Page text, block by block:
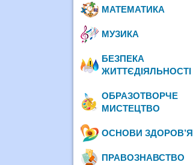
МАТЕМАТИКА
МУЗИКА
БЕЗПЕКА
ЖИТТЄДІЯЛЬНОСТІ
ОБРАЗОТВОРЧЕ
МИСТЕЦТВО
ОСНОВИ ЗДОРОВ’Я
ПРАВОЗНАВСТВО